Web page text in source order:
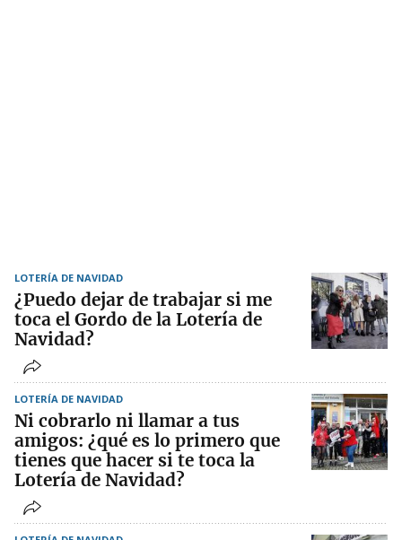
LOTERÍA DE NAVIDAD
¿Puedo dejar de trabajar si me
toca el Gordo de la Lotería de
Navidad?
LOTERÍA DE NAVIDAD
Ni cobrarlo ni llamar a tus
amigos: ¿qué es lo primero que
tienes que hacer si te toca la
Lotería de Navidad?